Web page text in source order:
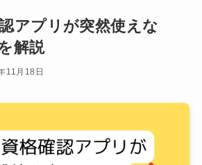
アプリが突然使えな
解説
11月18日